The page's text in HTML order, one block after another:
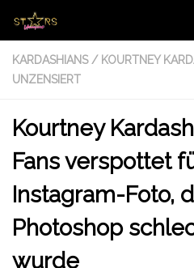
Zum Inhalt springen
KARDASHIANS / KOURTNEY
UNZENSIERT
Kourtney
Fans verspottet
Instagram-Foto,
Photoshop
wurde